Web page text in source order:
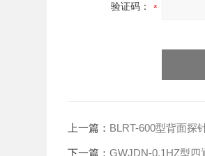
验证码：
上一篇： BLRT-600型背面探
下一篇：GWJDN-0.1HZ型四